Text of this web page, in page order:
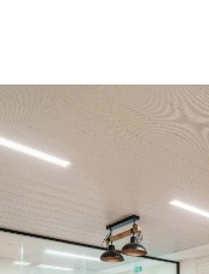
ALL
programas de